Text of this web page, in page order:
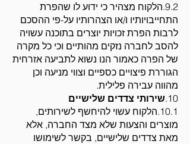
9.2.הלקוח מצהיר כי ידוע לו שהפרת
התחייבויותיו ו/או הצהרותיו על-פי ההסכם
לרבות הפרת זכויות יוצרים בתוכנה עשויה
להסב לחברה נזקים מהותיים וכי כל מקרה
של הפרה כאמור הנו נשוא לתביעה אזרחית
הגוררת פיצויים כספיים וצווי מניעה וכן
מהווה עבירה פלילית.
10. שירותי צדדים שלישיים
10.1.הלקוח עשוי להיחשף לשירותים,
מוצרים והצעות שלא מצד החברה, אלא
מאת צדדים שלישיים, בקשר לשימושו